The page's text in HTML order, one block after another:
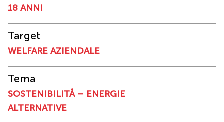
18 ANNI
Target
WELFARE AZIENDALE
Tema
SOSTENIBILITÅ – ENERGIE
ALTERNATIVE